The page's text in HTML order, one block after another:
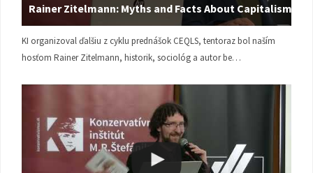
Rainer Zitelmann: Myths and Facts About Capitalism
KI organizoval ďalšiu z cyklu prednášok CEQLS, tentoraz bol naším
hosťom Rainer Zitelmann, historik, sociológ a autor be…